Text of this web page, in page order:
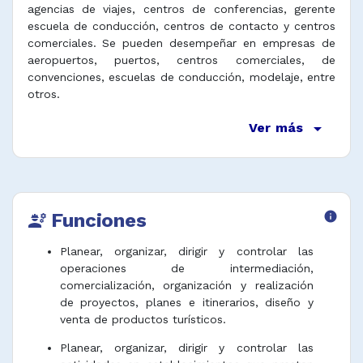
agencias de viajes, centros de conferencias, gerente
escuela de conducción, centros de contacto y centros
comerciales. Se pueden desempeñar en empresas de
aeropuertos, puertos, centros comerciales, de
convenciones, escuelas de conducción, modelaje, entre
otros.
Ver más arrow_drop_down
engineering Funciones info
Planear, organizar, dirigir y controlar las
operaciones de intermediación,
comercialización, organización y realización
de proyectos, planes e itinerarios, diseño y
venta de productos turísticos.
Planear, organizar, dirigir y controlar las